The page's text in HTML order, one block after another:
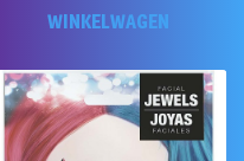
WINKELWAGEN